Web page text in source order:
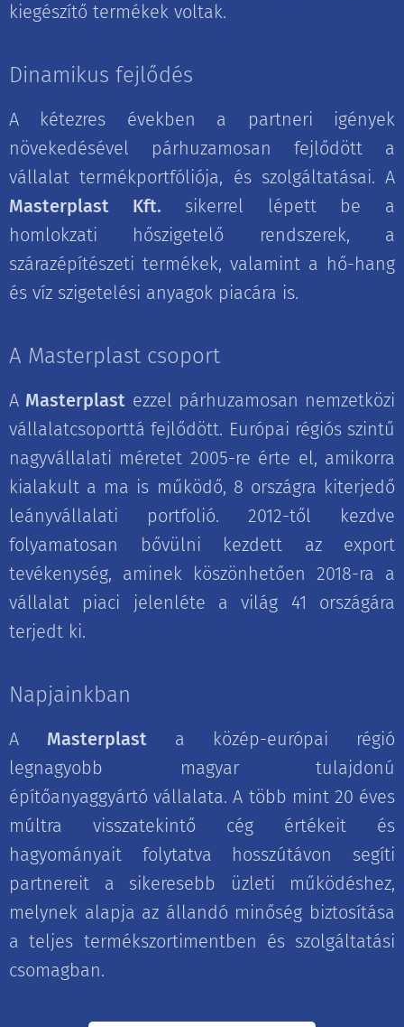
kiegészítő termékek voltak.
Dinamikus fejlődés
A kétezres években a partneri igények
növekedésével párhuzamosan fejlődött a
vállalat termékportfóliója, és szolgáltatásai. A
Masterplast Kft. sikerrel lépett be a
homlokzati hőszigetelő rendszerek, a
szárazépítészeti termékek, valamint a hő-hang
és víz szigetelési anyagok piacára is.
A Masterplast csoport
A Masterplast ezzel párhuzamosan nemzetközi
vállalatcsoporttá fejlődött. Európai régiós szintű
nagyvállalati méretet 2005-re érte el, amikorra
kialakult a ma is működő, 8 országra kiterjedő
leányvállalati portfolió. 2012-től kezdve
folyamatosan bővülni kezdett az export
tevékenység, aminek köszönhetően 2018-ra a
vállalat piaci jelenléte a világ 41 országára
terjedt ki.
Napjainkban
A Masterplast a közép-európai régió
legnagyobb magyar tulajdonú
építőanyaggyártó vállalata. A több mint 20 éves
múltra visszatekintő cég értékeit és
hagyományait folytatva hosszútávon segíti
partnereit a sikeresebb üzleti működéshez,
melynek alapja az állandó minőség biztosítása
a teljes termékszortimentben és szolgáltatási
csomagban.